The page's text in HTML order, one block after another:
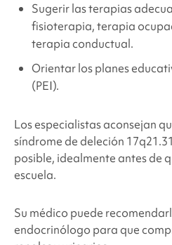
Sugerir las terapias
fisioterapia, terapia
terapia conductual.
Orientar los planes
(PEI).
Los especialistas aconsejan
síndrome de deleción 17q21.
posible, idealmente antes de
escuela.
Su médico puede
endocrinólogo para que